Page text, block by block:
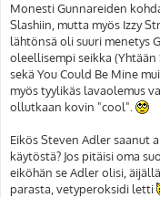
Monesti Gunnareiden
Slashiin, mutta myös Izzy
lähtönsä oli suuri menetys
oleellisempi seikka
sekä You Could Be Mine
myös tyylikäs lavaolemus
ollutkaan kovin "cool".
Eikös Steven Adler saanut
käytöstä? Jos pitäisi oma
eiköhän se Adler olisi,
parasta, vetyperoksidi letti